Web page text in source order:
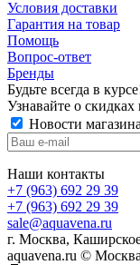
Условия доставки
Гарантия на товар
Помощь
Вопрос-ответ
Бренды
Будьте всегда в
Узнавайте о
Новости магазина
Наши контакты
+7 (963) 692 29 39
+7 (963) 692 29 39
sale@aquavena.ru
г. Москва,
aquavena.ru ©